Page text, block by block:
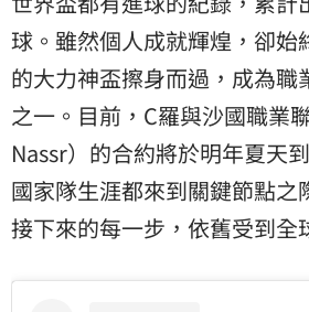
球。雖然個人成就輝煌，卻始
的大力神盃擦身而過，成為職
之一。目前，C羅與沙國職業
Nassr）的合約將於明年夏天
國家隊生涯都來到關鍵節點之
接下來的每一步，依舊受到全